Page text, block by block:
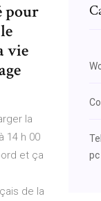
pour
vie
la
14 h 00
et ça
de la
pc